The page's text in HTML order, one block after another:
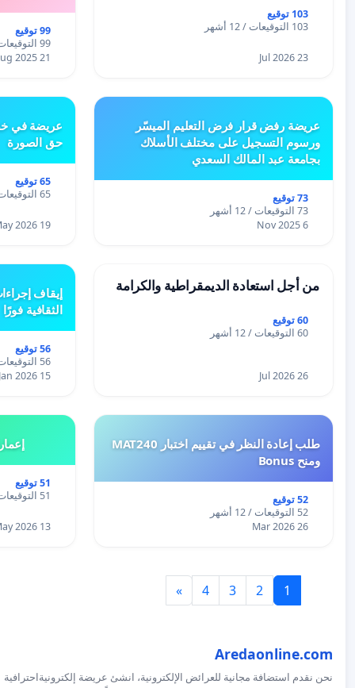
103 توقيع
103 التوقيعات / 12 أشهر
23 Jul 2026
99 توقيع
99 التوقيعات / 12 أشهر
21 Aug 2025
عريضة رفض قرار فرض التعليم الميسّر
ورسوم التسجيل على مختلف الأسلاك
بجامعة عبد المالك السعدي
73 توقيع
73 التوقيعات / 12 أشهر
6 Nov 2025
عريضة في
حق الصورة
65 توقيع
65 التوقيعات / 12 أشهر
19 May 2026
من أجل استعادة الديمقراطية والكرامة
60 توقيع
60 التوقيعات / 12 أشهر
26 Jul 2026
إيقاف
الثقافية فورًا
56 توقيع
56 التوقيعات / 12 أشهر
15 Jan 2026
طلب إعادة النظر في تقييم اختبار MAT240
ومنح Bonus
52 توقيع
52 التوقيعات / 12 أشهر
26 Mar 2026
51 توقيع
51 التوقيعات / 12 أشهر
13 May 2026
1
2
3
4
»
Aredaonline.com
نحن نقدم استضافة مجانية للعرائض الإلكترونية، انشئ عريضة إلكترونيةاحترافية